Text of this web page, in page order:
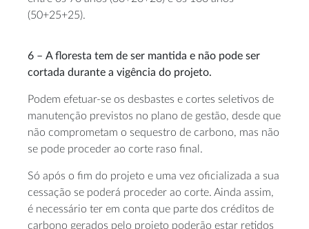
(50+25+25).
6 – A floresta tem de ser mantida e não pode ser
cortada durante a vigência do projeto.
Podem efetuar-se os desbastes e cortes seletivos de
manutenção previstos no plano de gestão, desde que
não comprometam o sequestro de carbono, mas não
se pode proceder ao corte raso final.
Só após o fim do projeto e uma vez oficializada a sua
cessação se poderá proceder ao corte. Ainda assim,
é necessário ter em conta que parte dos créditos de
carbono gerados pelo projeto poderão estar retidos